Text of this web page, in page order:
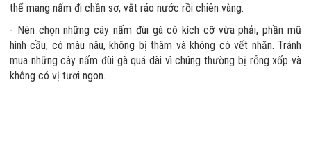
thể mang nấm đi chần sơ, vắt ráo nước rồi chiên vàng.
- Nên chọn những cây nấm đùi gà có kích cỡ vừa phải, phần mũ
hình cầu, có màu nâu, không bị thâm và không có vết nhăn. Tránh
mua những cây nấm đùi gà quá dài vì chúng thường bị rỗng xốp và
không có vị tươi ngon.